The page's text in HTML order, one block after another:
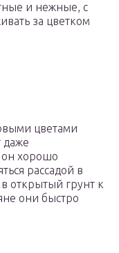
и нежные, с
за цветком
цветами
даже
он хорошо
рассадой в
открытый грунт к
они быстро